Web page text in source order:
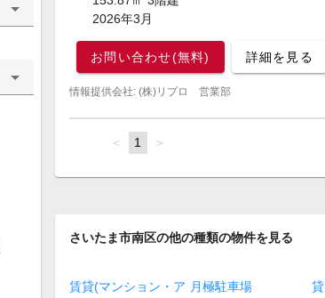
2026年3月
お問い合わせ(無料) 詳細を見る
情報提供会社: (株)リプロ 営業部
page
You're
page
1 page
さいたま市南区の他の種類の物件を見る
賃貸(マンション・ア 月極駐車場